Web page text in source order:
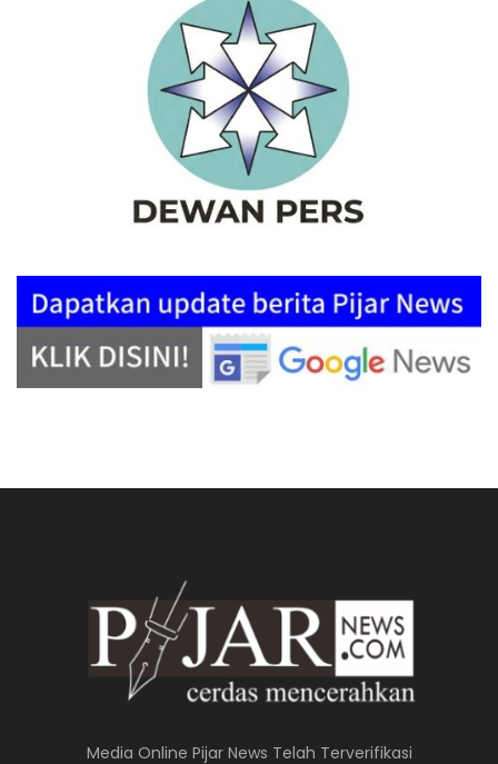
Media Online Pijar News Telah Terverifikasi